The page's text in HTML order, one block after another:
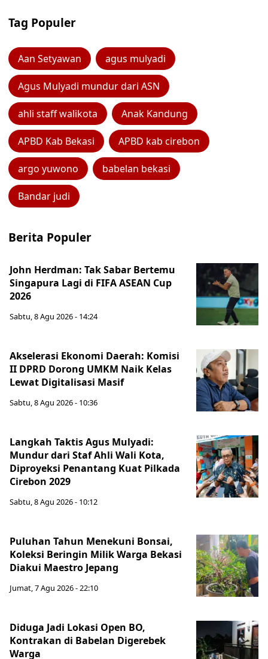
Tag Populer
Aan Setyawan agus mulyadi
Agus Mulyadi mundur dari ASN
ahli staff walikota Anak Kandung
APBD Kab Bekasi APBD kab cirebon
argo yuwono babelan bekasi
Bandar judi
Berita Populer
John Herdman: Tak Sabar Bertemu
Singapura Lagi di FIFA ASEAN Cup
2026
Sabtu, 8 Agu 2026 - 14:24
Akselerasi Ekonomi Daerah: Komisi
II DPRD Dorong UMKM Naik Kelas
Lewat Digitalisasi Masif
Sabtu, 8 Agu 2026 - 10:36
Langkah Taktis Agus Mulyadi:
Mundur dari Staf Ahli Wali Kota,
Diproyeksi Penantang Kuat Pilkada
Cirebon 2029
Sabtu, 8 Agu 2026 - 10:12
Puluhan Tahun Menekuni Bonsai,
Koleksi Beringin Milik Warga Bekasi
Diakui Maestro Jepang
Jumat, 7 Agu 2026 - 22:10
Diduga Jadi Lokasi Open BO,
Kontrakan di Babelan Digerebek
Warga